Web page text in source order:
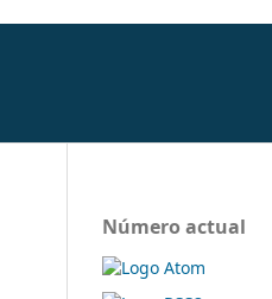
Número actual